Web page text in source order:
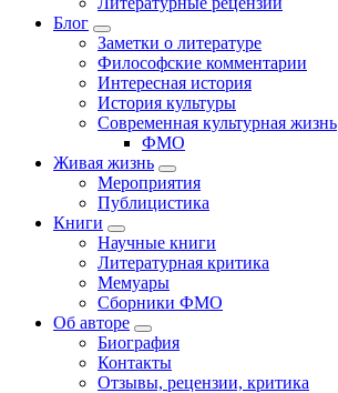
Блог
Заметки о литературе
Философские комментарии
Интересная история
История культуры
Современная культурная жизнь
ФМО
Живая жизнь
Мероприятия
Публицистика
Книги
Научные книги
Литературная критика
Мемуары
Сборники ФМО
Об авторе
Биография
Контакты
Отзывы, рецензии, критика